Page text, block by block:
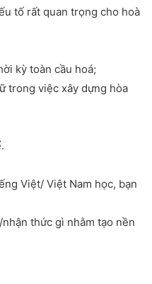
tố rất quan trọng cho hoà
kỳ toàn cầu hoá;
trong việc xây dựng hòa
Việt/ Việt Nam học, bạn
thức gì nhằm tạo nền